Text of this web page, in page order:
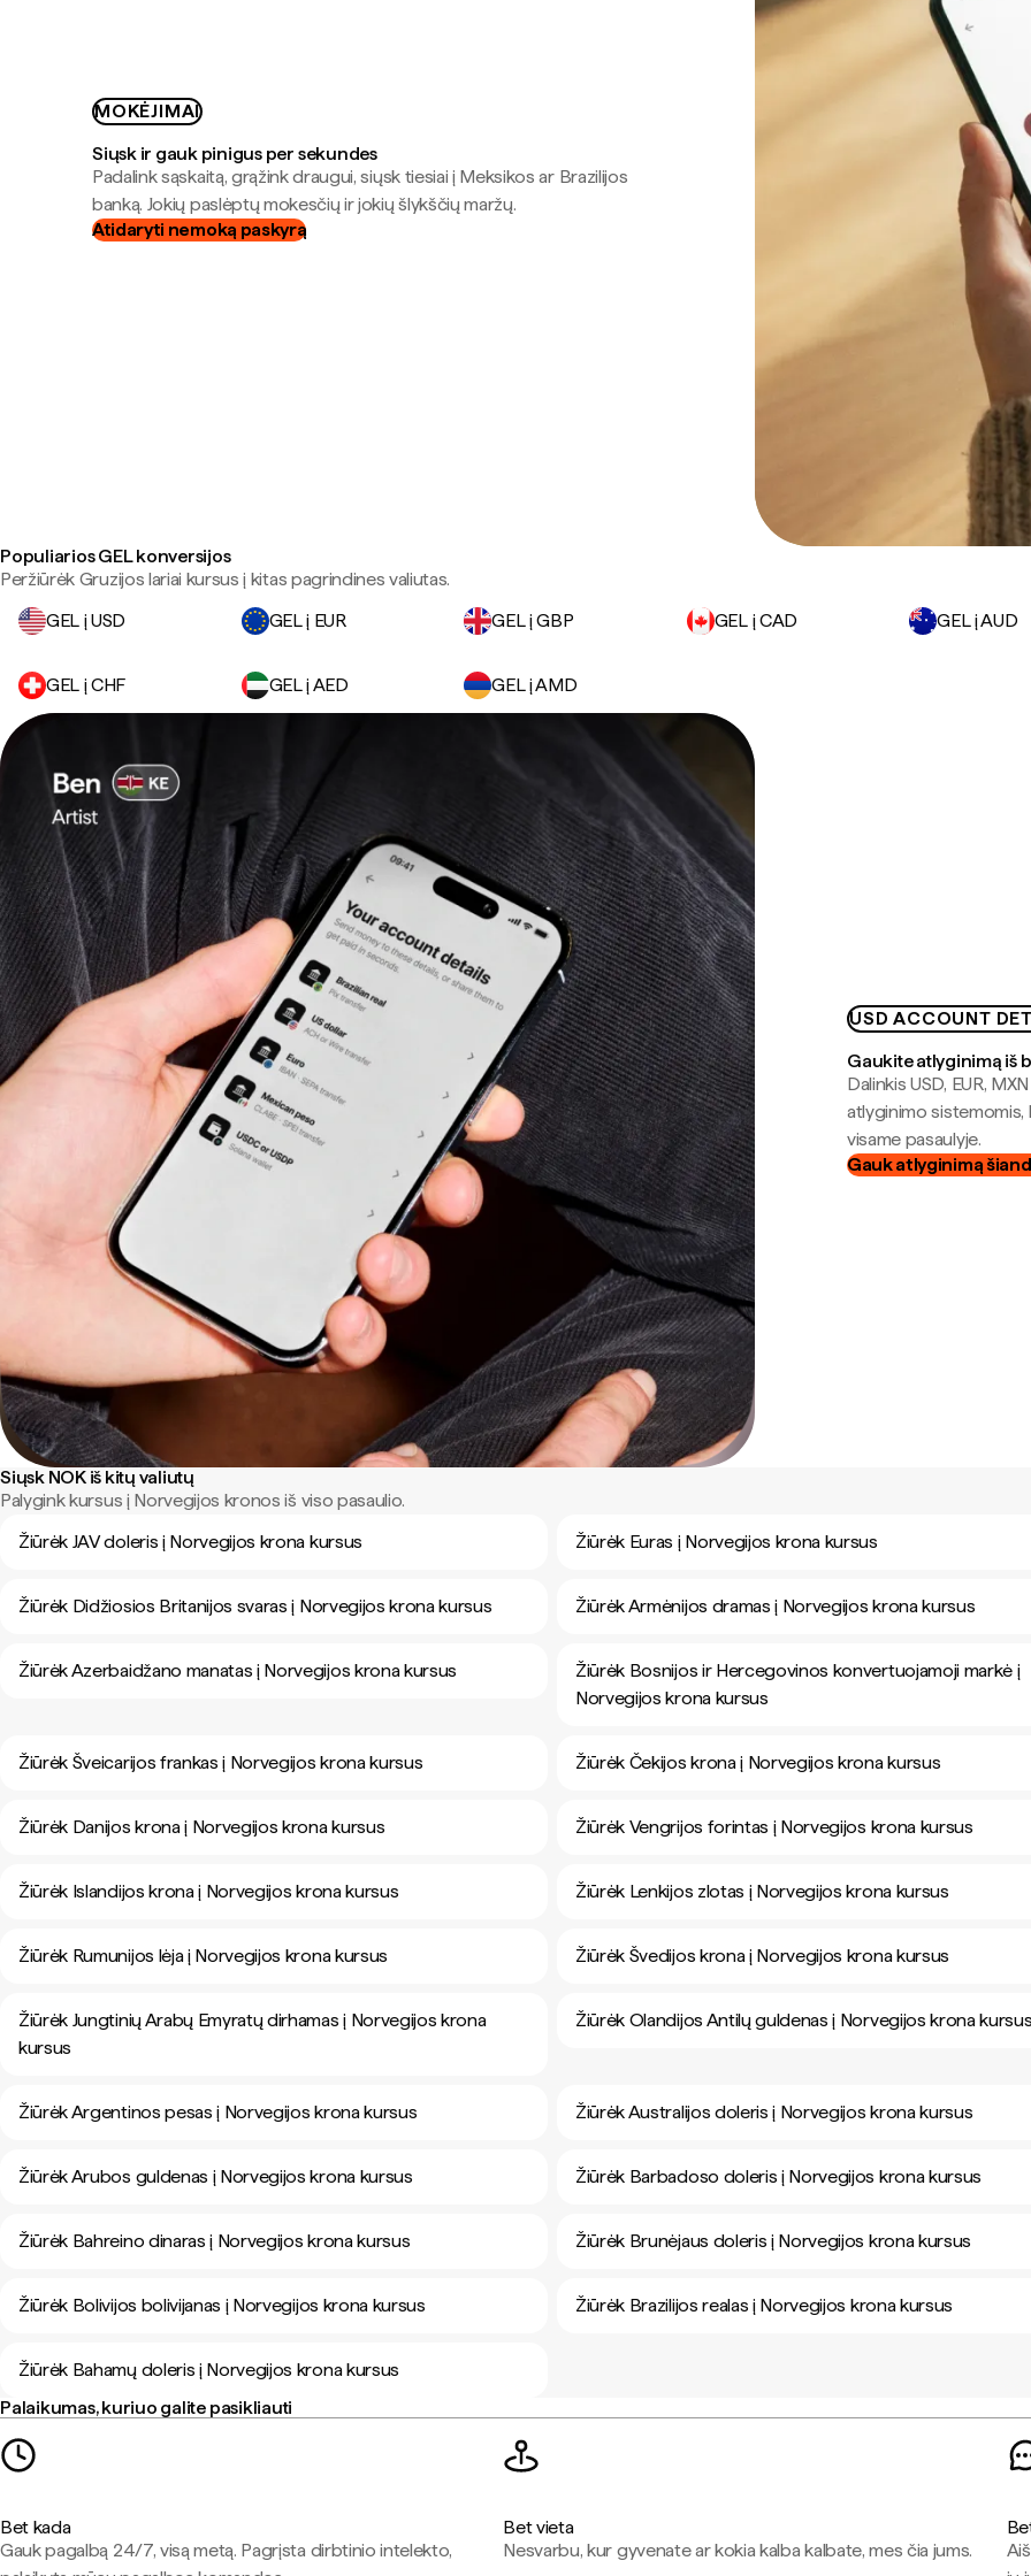
MOKĖJIMAI
Siųsk ir gauk pinigus per sekundes
Padalink sąskaitą, grąžink draugui, siųsk tiesiai į Meksikos ar Brazilijos
banką. Jokių paslėptų mokesčių ir jokių šlykščių maržų.
Atidaryti nemoką paskyrą
Populiarios GEL konversijos
Peržiūrėk Gruzijos lariai kursus į kitas pagrindines valiutas.
GEL į USD
GEL į EUR GEL į GBP GEL į CAD GEL į AUD
GEL į CHF GEL į AED GEL į AMD
USD ACCOUNT
Gaukite atlyginimą iš
Dalinkis USD, EUR,
atlyginimo
visame pasaulyje.
Gauk atlyginimą
Siųsk NOK iš kitų valiutų
Palygink kursus į Norvegijos kronos iš viso pasaulio.
Žiūrėk JAV doleris į Norvegijos krona kursus
Žiūrėk Euras į Norvegijos krona kursus
Žiūrėk Didžiosios Britanijos svaras į Norvegijos krona kursus Žiūrėk Armėnijos dramas į Norvegijos krona kursus
Žiūrėk Azerbaidžano manatas į Norvegijos krona kursus
Žiūrėk Bosnijos ir Hercegovinos konvertuojamoji markė į
Norvegijos krona kursus
Žiūrėk Šveicarijos frankas į Norvegijos krona kursus Žiūrėk Čekijos krona į Norvegijos krona kursus
Žiūrėk Danijos krona į Norvegijos krona kursus Žiūrėk Vengrijos forintas į Norvegijos krona kursus
Žiūrėk Islandijos krona į Norvegijos krona kursus Žiūrėk Lenkijos zlotas į Norvegijos krona kursus
Žiūrėk Rumunijos lėja į Norvegijos krona kursus Žiūrėk Švedijos krona į Norvegijos krona kursus
Žiūrėk Jungtinių Arabų Emyratų dirhamas į Norvegijos krona
kursus
Žiūrėk Olandijos Antilų guldenas į Norvegijos krona
Žiūrėk Argentinos pesas į Norvegijos krona kursus Žiūrėk Australijos doleris į Norvegijos krona kursus
Žiūrėk Arubos guldenas į Norvegijos krona kursus Žiūrėk Barbadoso doleris į Norvegijos krona kursus
Žiūrėk Bahreino dinaras į Norvegijos krona kursus Žiūrėk Brunėjaus doleris į Norvegijos krona kursus
Žiūrėk Bolivijos bolivijanas į Norvegijos krona kursus Žiūrėk Brazilijos realas į Norvegijos krona kursus
Žiūrėk Bahamų doleris į Norvegijos krona kursus
Palaikumas, kuriuo galite pasikliauti
Bet kada
Gauk pagalbą 24/7, visą metą. Pagrįsta dirbtinio intelekto,
Bet vieta
Nesvarbu, kur gyvenate ar kokia kalba kalbate, mes čia jums.